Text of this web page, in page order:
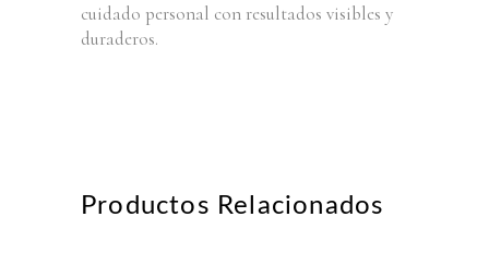
cuidado personal con resultados visibles y
duraderos.
Productos Relacionados